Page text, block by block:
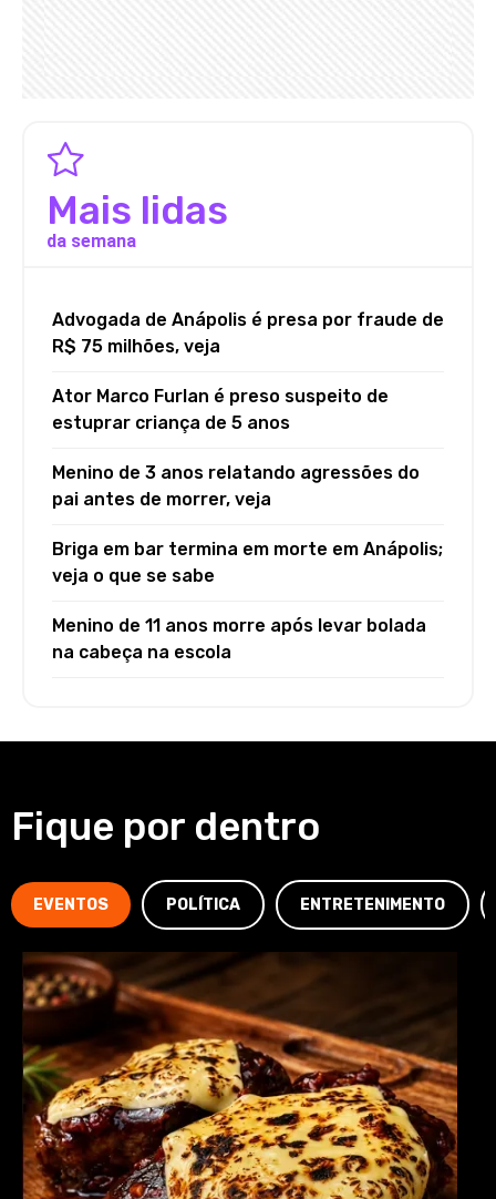
Mais lidas
da semana
Advogada de Anápolis é presa por fraude de
R$ 75 milhões, veja
Ator Marco Furlan é preso suspeito de
estuprar criança de 5 anos
Menino de 3 anos relatando agressões do
pai antes de morrer, veja
Briga em bar termina em morte em Anápolis;
veja o que se sabe
Menino de 11 anos morre após levar bolada
na cabeça na escola
Fique por dentro
EVENTOS POLÍTICA ENTRETENIMENTO